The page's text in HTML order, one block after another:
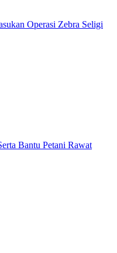
Operasi Zebra Seligi
Bantu Petani Rawat